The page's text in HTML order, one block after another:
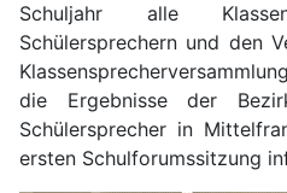
Schuljahr alle
Schülersprechern und den
die Ergebnisse der
Schülersprecher in
ersten Schulforumssitzung